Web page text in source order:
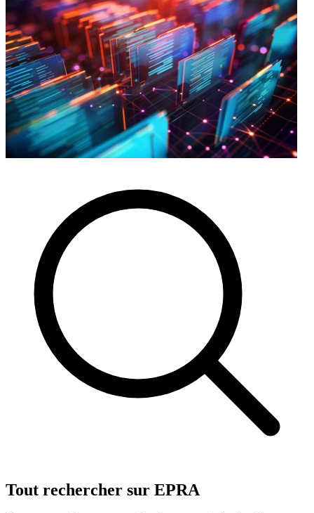
Tout rechercher sur EPRA